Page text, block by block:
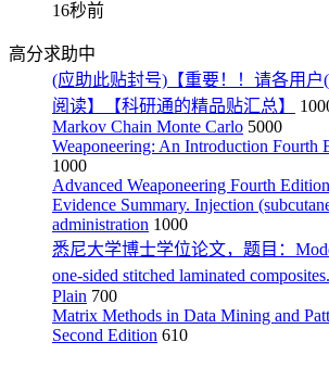
16秒前
高分求助中
(应助此贴封号)【重要！！请各用户
阅读】【科研通的精品贴汇总】
Markov Chain Monte Carlo 5000
Weaponeering: An Introduction Fourth
1000
Advanced Weaponeering Fourth
Evidence Summary. Injection
administration 1000
悉尼大学博士学位论文，题目：
one-sided stitched laminated
Plain 700
Matrix Methods in Data Mining and
Second Edition 610